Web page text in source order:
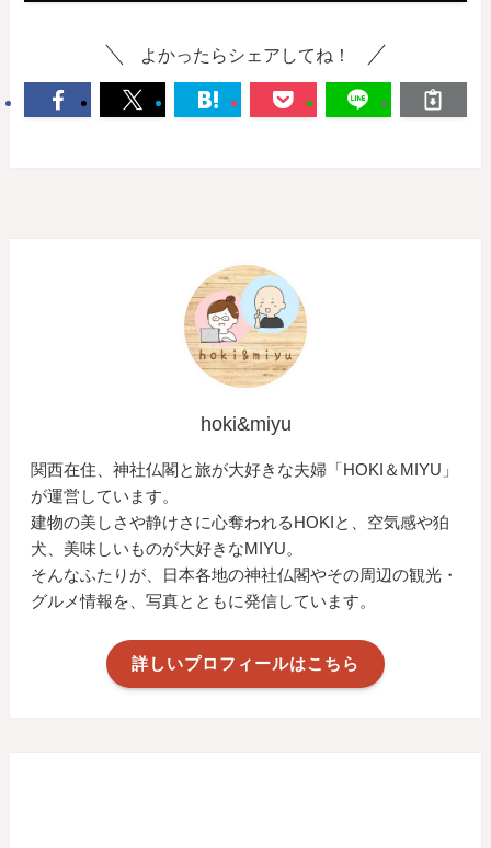
よかったらシェアしてね！
hoki&miyu
関西在住、神社仏閣と旅が大好きな夫婦「HOKI＆MIYU」
が運営しています。
建物の美しさや静けさに心奪われるHOKIと、空気感や狛
犬、美味しいものが大好きなMIYU。
そんなふたりが、日本各地の神社仏閣やその周辺の観光・
グルメ情報を、写真とともに発信しています。
詳しいプロフィールはこちら